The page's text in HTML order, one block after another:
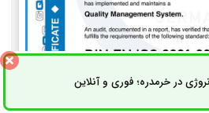
در خرمدره؛ فوری و آنلاینثبت سفارش